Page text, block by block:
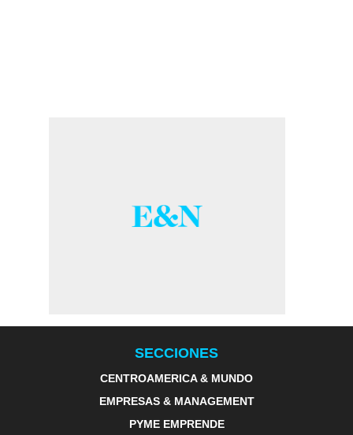
SECCIONES
CENTROAMERICA & MUNDO
EMPRESAS & MANAGEMENT
PYME EMPRENDE